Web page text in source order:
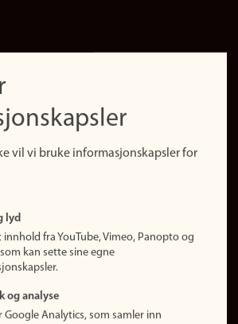
vil vi bruke informasjonskapsler for
lyd
fra YouTube, Vimeo, Panopto og
kan sette sine egne
og analyse
Google Analytics, som samler inn